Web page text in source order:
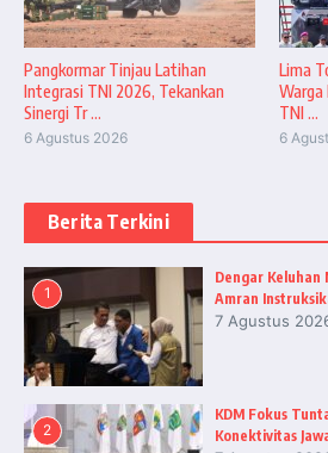
Pangkormar Tinjau Latihan
Integrasi TNI 2026, Tekankan
Sinergi Tr ...
6 Agustus 2026
Lima
Warga
TNI ...
6
Berita Terkini
1
Dengar Keluhan
Amran
7 Agustus
2
KDM Fokus
Konektivitas